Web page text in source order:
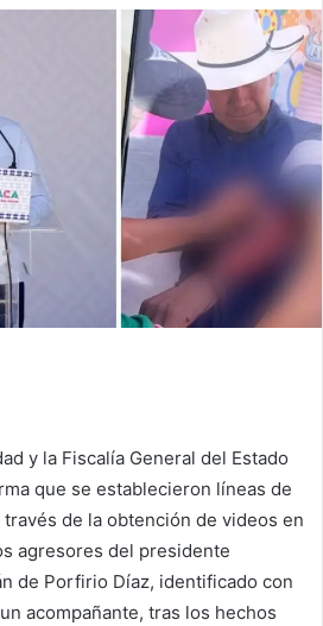
y la Fiscalía General del Estado
que se establecieron líneas de
de la obtención de videos en
agresores del presidente
de Porfirio Díaz, identificado con
acompañante, tras los hechos